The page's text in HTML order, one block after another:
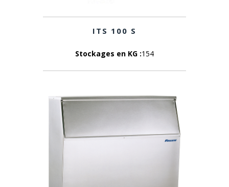
ITS 100 S
Stockages en KG :154